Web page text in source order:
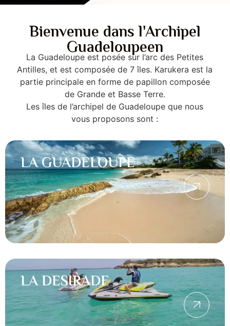
Bienvenue dans l'Archipel
Guadeloupeen​
La Guadeloupe est posée sur l’arc des Petites
Antilles, et est composée de 7 îles. Karukera est la
partie principale en forme de papillon composée
de Grande et Basse Terre.
Les îles de l’archipel de Guadeloupe que nous
vous proposons sont :
LA GUADELOUPE
LA DESIRADE